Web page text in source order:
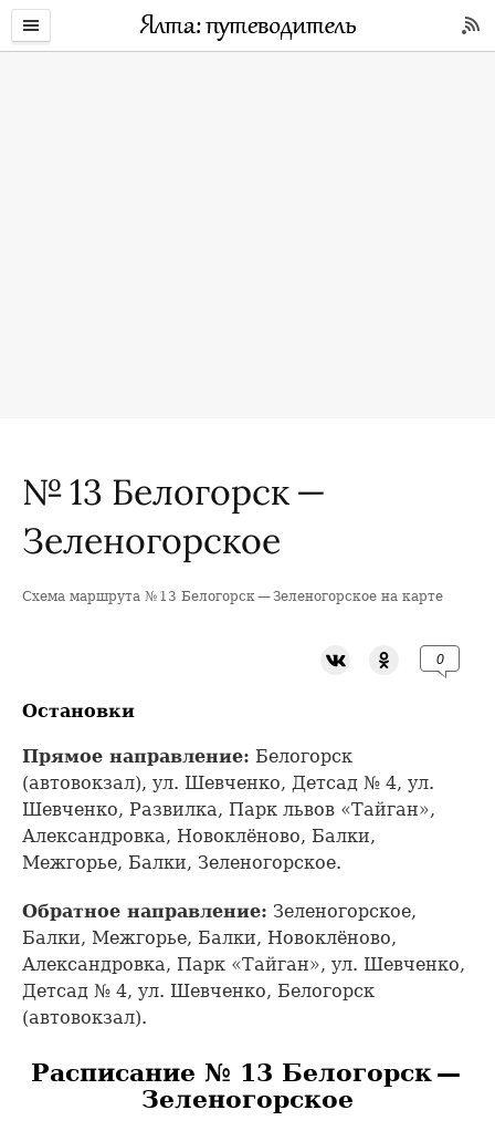
№ 13 Белогорск —
Зеленогорское
Схема маршрута № 13 Белогорск — Зеленогорское на карте
0
Остановки
Прямое направление: Белогорск
(автовокзал), ул. Шевченко, Детсад № 4, ул.
Шевченко, Развилка, Парк львов «Тайган»,
Александровка, Новоклёново, Балки,
Межгорье, Балки, Зеленогорское.
Обратное направление: Зеленогорское,
Балки, Межгорье, Балки, Новоклёново,
Александровка, Парк «Тайган», ул. Шевченко,
Детсад № 4, ул. Шевченко, Белогорск
(автовокзал).
Расписание № 13 Белогорск —
Зеленогорское